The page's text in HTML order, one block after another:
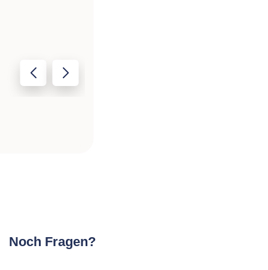
Noch Fragen?